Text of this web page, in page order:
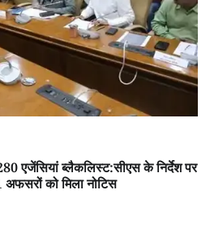
एजेंसियां ब्लैकलिस्ट:सीएस के निर्देश पर
को मिला नोटिस